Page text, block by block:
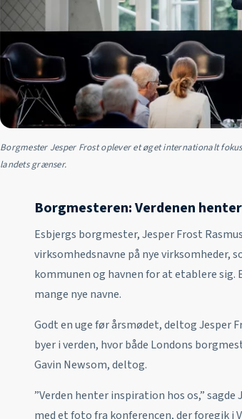
Borgmester Jesper Frost oplever et øget internationalt
landets grænser.
Borgmesteren: Verdenen
Esbjergs borgmester, Jesper Frost
virksomhedsnavne på nye virksomheder,
kommunen og havnen for at etablere sig.
mange nye navne.
Godt en uge før årsmødet, deltog Jesper
byer i verden, hvor både Londons
Gavin Newsom, deltog.
”Verden henter inspiration hos os,”
med et foto fra konferencen, der foregik i